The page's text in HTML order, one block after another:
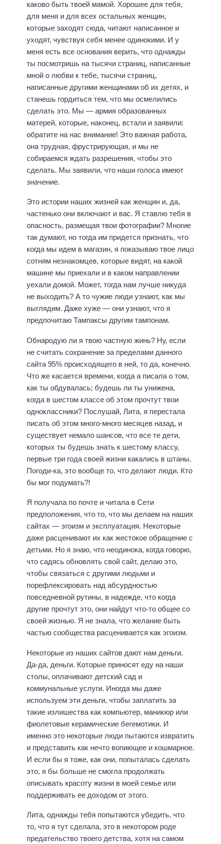
каково быть твоей мамой. Хорошее для тебя,
для меня и для всех остальных женщин,
которые заходят сюда, читают написанное и
уходят, чувствуя себя менее одинокими. И у
меня есть все основания верить, что однажды
ты посмотришь на тысячи страниц, написанные
мной о любви к тебе, тысячи страниц,
написанные другими женщинами об их детях, и
станешь гордиться тем, что мы осмелились
сделать это. Мы — армия образованных
матерей, которые, наконец, встали и заявили:
обратите на нас внимание! Это важная работа,
она трудная, фрустрирующая, и мы не
собираемся ждать разрешения, чтобы это
сделать. Мы заявили, что наши голоса имеют
значение.
Это истории наших жизней как женщин и, да,
частенько они включают и вас. Я ставлю тебя в
опасность, размещая твои фотографии? Многие
так думают, но тогда им придется признать, что
когда мы идем в магазин, я показываю твое лицо
сотням незнакомцев, которые видят, на какой
машине мы приехали и в каком направлении
уехали домой. Может, тогда нам лучше никуда
не выходить? А то чужие люди узнают, как мы
выглядим. Даже хуже — они узнают, что я
предпочитаю Тампаксы другим тампонам.
Обнародую ли я твою частную жинь? Ну, если
не считать сохранение за пределами данного
сайта 95% происходящего в ней, то да, конечно.
Что же касается времени, когда а писала о том,
как ты обдувалась; будешь ли ты унижена,
когда в шестом классе об этом прочтут твои
одноклассники? Послушай, Лита, я перестала
писать об этом много-много месяцев назад, и
существует немало шансов, что все те дети,
которых ты будешь знать к шестому классу,
первые три года своей жизни какались в штаны.
Погоди-ка, это вообще то, что делают люди. Кто
бы мог подумать?!
Я получала по почте и читала в Сети
предположения, что то, что мы делаем на наших
сайтах — эгоизм и эксплуатация. Некоторые
даже расценивают их как жестокое обращение с
детьми. Но я знаю, что неодинока, когда говорю,
что садясь обновлять свой сайт, делаю это,
чтобы связаться с другими людьми и
порефлексировать над абсурдностью
повседневной рутины, в надежде, что когда
другие прочтут это, они найдут что-то общее со
своей жизнью. Я не знала, что желание быть
частью сообщества расценивается как эгоизм.
Некоторые из наших сайтов дают нам деньги.
Да-да, деньги. Которые приносят еду на наши
столы, оплачивают детский сад и
коммунальные услуги. Иногда мы даже
используем эти деньги, чтобы заплатить за
такие излишества как компьютер, маникюр или
фиолетовые керамические бегемотики. И
именно это некоторые люди пытаются извратить
и представить как нечто вопиющее и кошмарное.
И если бы я тоже, как они, попыталась сделать
это, я бы больше не смогла продолжать
описывать красоту жизни в моей семье или
поддерживать ее доходом от этого.
Лита, однажды тебя попытаются убедить, что
то, что я тут сделала, это в некотором роде
предательство твоего детства, хотя на самом